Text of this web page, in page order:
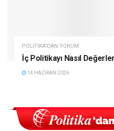
POLITIKA'DAN YORUM
İç Politikayı Nasıl
14 HAZIRAN 2026